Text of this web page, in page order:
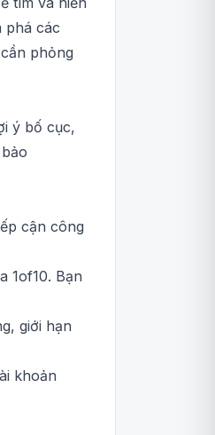
phá các
phỏng
ý bố cục,
cận công
1of10. Bạn
giới hạn
khoản